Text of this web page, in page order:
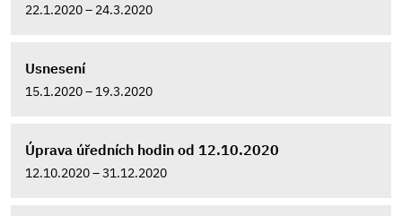
22.1.2020 – 24.3.2020
Usnesení
15.1.2020 – 19.3.2020
Úprava úředních hodin od 12.10.2020
12.10.2020 – 31.12.2020